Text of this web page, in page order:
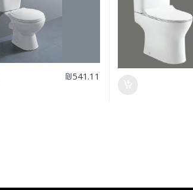
₪541.11